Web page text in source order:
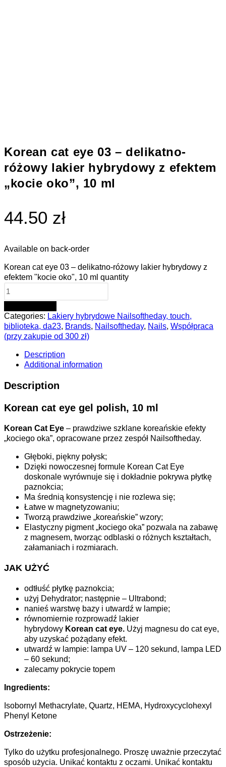
Korean cat eye 03 – delikatno-
różowy lakier hybrydowy z efektem
„kocie oko”, 10 ml
44.50 zł
Available on back-order
Korean cat eye 03 – delikatno-różowy lakier hybrydowy z
efektem "kocie oko", 10 ml quantity
Categories: Lakiery hybrydowe Nailsoftheday, touch,
biblioteka, da23, Brands, Nailsoftheday, Nails, Współpraca
(przy zakupie od 300 zł)
Description
Additional information
Description
Korean cat eye gel polish, 10 ml
Korean Cat Eye – prawdziwe szklane koreańskie efekty
„kociego oka”, opracowane przez zespół Nailsoftheday.
Głęboki, piękny połysk;
Dzięki nowoczesnej formule Korean Cat Eye
doskonale wyrównuje się i dokładnie pokrywa płytkę
paznokcia;
Ma średnią konsystencję i nie rozlewa się;
Łatwe w magnetyzowaniu;
Tworzą prawdziwe „koreańskie” wzory;
Elastyczny pigment „kociego oka” pozwala na zabawę
z magnesem, tworząc odblaski o różnych kształtach,
załamaniach i rozmiarach.
JAK UŻYĆ
odtłuść płytkę paznokcia;
użyj Dehydrator; następnie – Ultrabond;
nanieś warstwę bazy i utwardź w lampie;
równomiernie rozprowadź lakier
hybrydowy Korean cat eye. Użyj magnesu do cat eye,
aby uzyskać pożądany efekt.
utwardź w lampie: lampa UV – 120 sekund, lampa LED
– 60 sekund;
zalecamy pokrycie topem
Ingredients:
Isobornyl Methacrylate, Quartz, HEMA, Hydroxycyclohexyl
Phenyl Ketone
Ostrzeżenie:
Tylko do użytku profesjonalnego. Proszę uważnie przeczytać
sposób użycia. Unikać kontaktu z oczami. Unikać kontaktu